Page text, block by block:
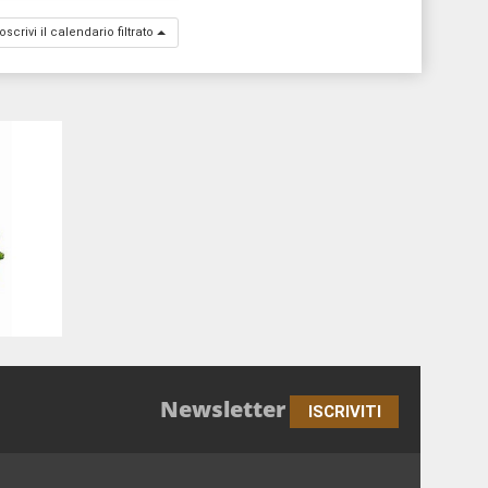
il calendario filtrato
Newsletter ISCRIVITI